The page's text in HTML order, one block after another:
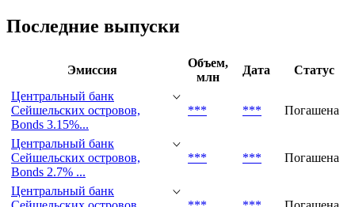
Последние выпуски
Эмиссия
Объем,
млн
Дата
Статус
Центральный банк
Сейшельских островов,
Bonds 3.15%...
*** *** Погашена
Центральный банк
Сейшельских островов,
Bonds 2.7% ...
*** *** Погашена
Центральный банк